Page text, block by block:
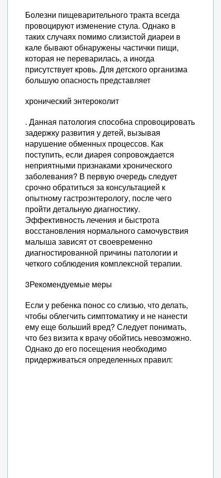
Болезни пищеварительного тракта всегда
провоцируют изменение стула. Однако в
таких случаях помимо слизистой диареи в
кале бывают обнаружены частички пищи,
которая не переварилась, а иногда
присутствует кровь. Для детского организма
большую опасность представляет
хронический энтероколит
. Данная патология способна спровоцировать
задержку развития у детей, вызывая
нарушение обменных процессов. Как
поступить, если диарея сопровождается
неприятными признаками хронического
заболевания? В первую очередь следует
срочно обратиться за консультацией к
опытному гастроэнтерологу, после чего
пройти детальную диагностику.
Эффективность лечения и быстрота
восстановления нормального самочувствия
малыша зависят от своевременно
диагностированной причины патологии и
четкого соблюдения комплексной терапии.
3Рекомендуемые меры
Если у ребенка понос со слизью, что делать,
чтобы облегчить симптоматику и не нанести
ему еще больший вред? Следует понимать,
что без визита к врачу обойтись невозможно.
Однако до его посещения необходимо
придерживаться определенных правил: